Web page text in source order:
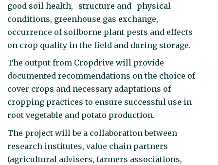
good soil health, -structure and -physical
conditions, greenhouse gas exchange,
occurrence of soilborne plant pests and effects
on crop quality in the field and during storage.
The output from Cropdrive will provide
documented recommendations on the choice of
cover crops and necessary adaptations of
cropping practices to ensure successful use in
root vegetable and potato production.
The project will be a collaboration between
research institutes, value chain partners
(agricultural advisers, farmers associations,